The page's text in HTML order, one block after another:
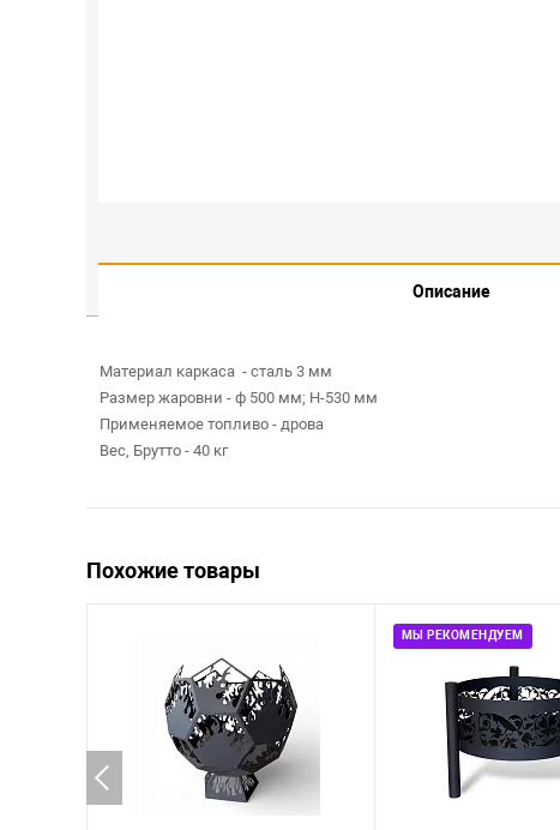
Описание
Материал каркаса - сталь 3 мм
Размер жаровни - ф 500 мм; Н-530 мм
Применяемое топливо - дрова
Вес, Брутто - 40 кг
Похожие товары
МЫ РЕКОМЕНДУЕМ